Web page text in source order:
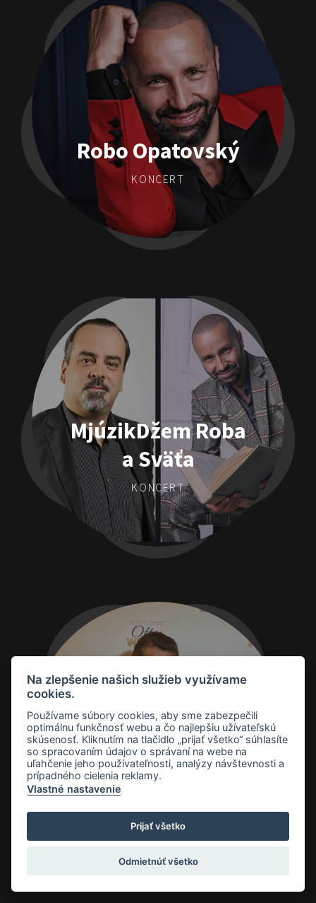
Robo Opatovský
KONCERT
MjúzikDžem Roba
a Sväťa
KONCERT
Otto a Petra
Weiter
Na zlepšenie našich služieb využívame
cookies.
Používame súbory cookies, aby sme zabezpečili
optimálnu funkčnosť webu a čo najlepšiu užívateľskú
skúsenosť. Kliknutím na tlačidlo „prijať všetko“ súhlasíte
so spracovaním údajov o správaní na webe na
uľahčenie jeho používateľnosti, analýzy návštevnosti a
prípadného cielenia reklamy.
Vlastné nastavenie
Prijať všetko
Odmietnúť všetko